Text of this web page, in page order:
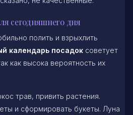
сегодняшнего дня
полить и взрыхлить
календарь посадок советует
как высока вероятность их
трав, привить растения.
и сформировать букеты. Луна